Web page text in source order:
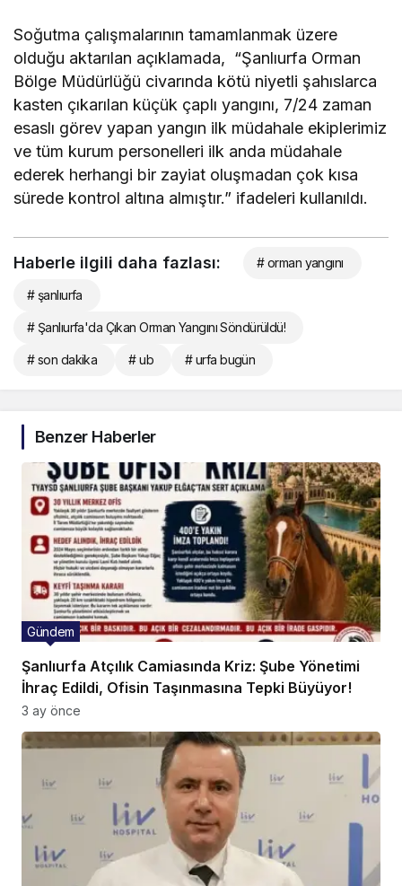
Soğutma çalışmalarının tamamlanmak üzere
olduğu aktarılan açıklamada, “Şanlıurfa Orman
Bölge Müdürlüğü civarında kötü niyetli şahıslarca
kasten çıkarılan küçük çaplı yangını, 7/24 zaman
esaslı görev yapan yangın ilk müdahale ekiplerimiz
ve tüm kurum personelleri ilk anda müdahale
ederek herhangi bir zayiat oluşmadan çok kısa
sürede kontrol altına almıştır.” ifadeleri kullanıldı.
Haberle ilgili daha fazlası: # orman yangını
# şanlıurfa
# Şanlıurfa'da Çıkan Orman Yangını Söndürüldü!
# son dakika # ub # urfa bugün
Benzer Haberler
Şanlıurfa Atçılık Camiasında Kriz: Şube Yönetimi
İhraç Edildi, Ofisin Taşınmasına Tepki Büyüyor!
Gündem
3 ay önce